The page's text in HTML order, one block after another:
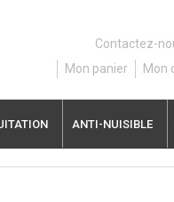
Contactez-
Mon panier Mon
ANTI-NUISIBLE